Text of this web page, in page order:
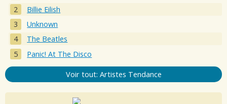
Billie Eilish
Unknown
The Beatles
Panic! At The Disco
Voir tout: Artistes Tendance